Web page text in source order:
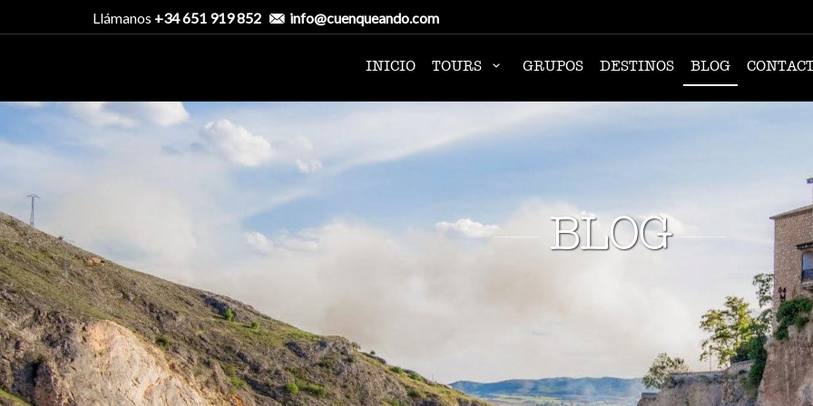
Llámanos +34 651 919 852 info@cuenqueando.com
INICIO TOURS GRUPOS DESTINOS BLOG
BLOG